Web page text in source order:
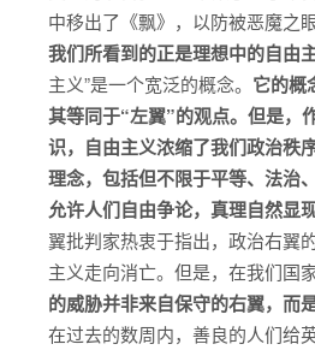
中移出了《飘》，以防被恶魔之眼
我们所看到的正是理想中的自由
主义”是一个宽泛的概念。 它的概
其等同于“左翼”的观点。但是，
识，自由主义浓缩了我们政治秩
理念，包括但不限于平等、法治
允许人们自由争论，真理自然显现
翼批判家热衷于指出，政治右翼
主义走向消亡。但是，在我们国家
的威胁并非来自保守的右翼，而
在过去的数周内，善良的人们给